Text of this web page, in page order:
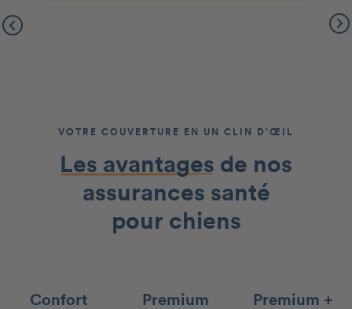
VOTRE COUVERTURE EN UN CLIN D’ŒIL
Les avantages de nos
assurances santé
pour chiens
Confort Premium Premium +